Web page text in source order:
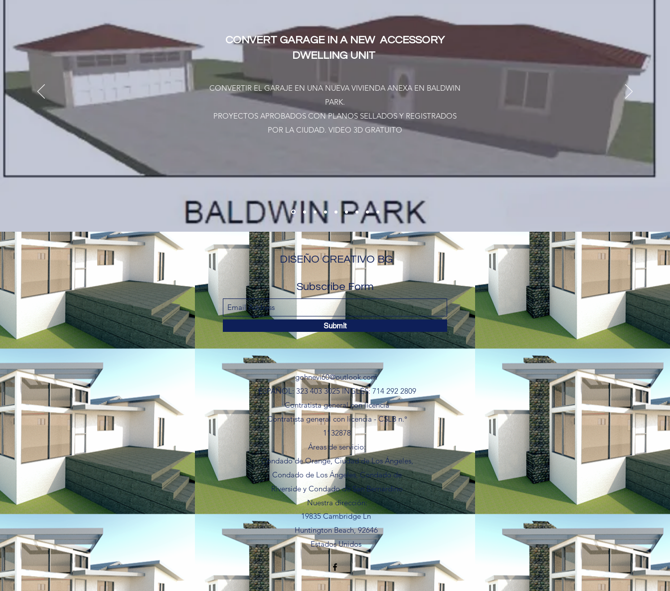
CONVERT GARAGE IN A NEW ACCESSORY
DWELLING UNIT
CONVERTIR EL GARAJE EN UNA NUEVA VIVIENDA ANEXA EN BALDWIN
PARK.
PROYECTOS APROBADOS CON PLANOS SELLADOS Y REGISTRADOS
POR LA CIUDAD. VIDEO 3D GRATUITO
DISEÑO CREATIVO BG
Subscribe Form
Submit
gohnevi60@outlook.com
ESPAÑOL: 323 403 3025 INGLÉS: 714 292 2809
Contratista general con licencia
Contratista general con licencia - CSLB n.°
1132878
Áreas de servicio:
Condado de Orange, Ciudad de Los Ángeles,
Condado de Los Ángeles, Condado de
Riverside y Condado de San Bernardino
Nuestra dirección:
19835 Cambridge Ln
Huntington Beach, 92646
Estados Unidos